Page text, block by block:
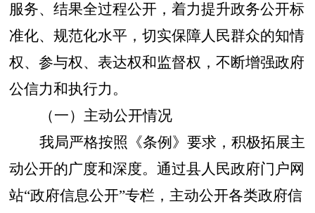
服务、结果全过程公开，着力提升政务公开标
准化、规范化水平，切实保障人民群众的知情
权、参与权、表达权和监督权，不断增强政府
公信力和执行力。
（一）主动公开情况
我局严格按照《条例》要求，积极拓展主
动公开的广度和深度。通过县人民政府门户网
站“政府信息公开”专栏，主动公开各类政府信